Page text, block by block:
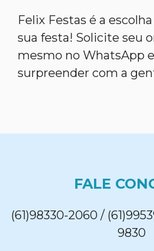
Felix Festas é a
sua festa! Solicite seu
mesmo no WhatsApp
surpreender com a
FALE
(61)98330-2060 /
9830